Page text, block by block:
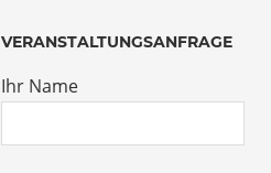
VERANSTALTUNGSANFRAGE
Ihr Name